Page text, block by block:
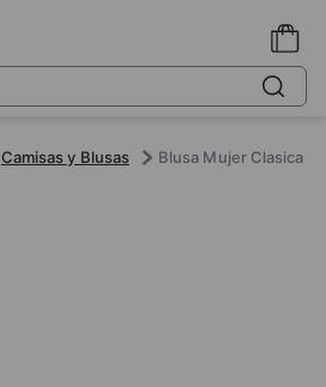
Camisas y Blusas
Blusa Mujer Clasica